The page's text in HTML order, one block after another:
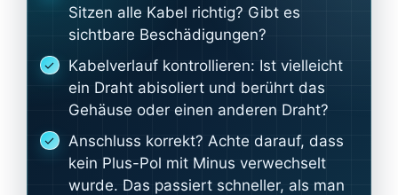
Sitzen alle Kabel richtig? Gibt es
sichtbare Beschädigungen?
Kabelverlauf kontrollieren: Ist vielleicht
ein Draht abisoliert und berührt das
Gehäuse oder einen anderen Draht?
Anschluss korrekt? Achte darauf, dass
kein Plus-Pol mit Minus verwechselt
wurde. Das passiert schneller, als man